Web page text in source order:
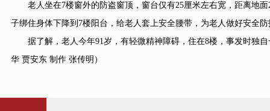
老人坐在7楼窗外的防盗窗顶，窗台仅有25厘米左右宽，距离地面
子绑住身体下降到7楼阳台，给老人套上安全腰带，为老人做好安全
据了解，老人今年91岁，有轻微精神障碍，住在8楼，事发时独自
华 贾安东 制作 张传明）